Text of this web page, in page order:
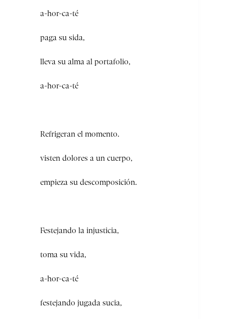
a-hor-ca-té
paga su sida,
lleva su alma al portafolio,
a-hor-ca-té
Refrigeran el momento.
visten dolores a un cuerpo,
empieza su descomposición.
Festejando la injusticia,
toma su vida,
a-hor-ca-té
festejando jugada sucia,